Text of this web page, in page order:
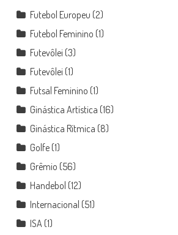
Futebol Europeu (2)
Futebol Feminino (1)
Futevôlei (3)
Futevôlei (1)
Futsal Feminino (1)
Ginástica Artística (16)
Ginástica Rítmica (8)
Golfe(1)
Grêmio (56)
Handebol (12)
Internacional (51)
ISA (1)